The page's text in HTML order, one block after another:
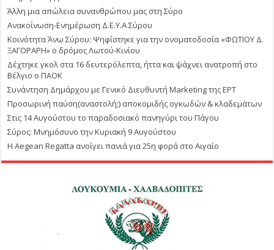
Άλλη μια απώλεια συνανθρώπου μας στη Σύρο
Ανακοίνωση-Ενημέρωση Δ.Ε.Υ.Α Σύρου
Κοινότητα Άνω Σύρου: Ψηφίστηκε για την ονοματοδοσία «ΦΩΤΙΟΥ Δ.
ΞΑΓΟΡΑΡΗ» ο δρόμος Λωτού-Κινίου
Δέχτηκε γκολ στα 16 δευτερόλεπτα, ήττα και ψάχνει ανατροπή στο
Βέλγιο ο ΠΑΟΚ
Συνάντηση Δημάρχου με Γενικό Διευθυντή Marketing της ΕΡΤ
Προσωρινή παύση(αναστολή;) αποκομιδής ογκωδών & κλαδεμάτων
Στις 14 Αυγούστου το παραδοσιακό πανηγύρι του Πάγου
Σύρος: Μνημόσυνο την Κυριακή 9 Αυγούστου
Η Aegean Regatta ανοίγει πανιά για 25η φορά στο Αιγαίο